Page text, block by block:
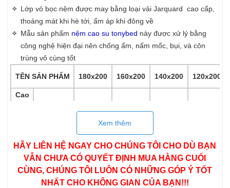
Lớp vỏ bọc nệm được may bằng loại vải Jarquard cao cấp,
thoáng mát khi hè tới, ấm áp khi đông về
Mẫu sản phẩm nệm cao su tonybed này được xử lý bằng
công nghệ hiện đại nên chống ẩm, nấm mốc, bụi, và côn
trùng vô cùng tốt
TÊN SẢN PHẨM 180x200 160x200 140x200 120x200
Cao
ITEX-
FOAM
(15
11,908,00010,794,00010,164,000
20cm 14,812,000 13,456,00012,584,000 11,714,000
Xem thêm
HÃY LIÊN HỆ NGAY CHO CHÚNG TÔI CHO DÙ BẠN
VẪN CHƯA CÓ QUYẾT ĐỊNH MUA HÀNG CUỐI
CÙNG, CHÚNG TÔI LUÔN CÓ NHỮNG GÓP Ý TỐT
NHẤT CHO KHÔNG GIAN CỦA BẠN!!!